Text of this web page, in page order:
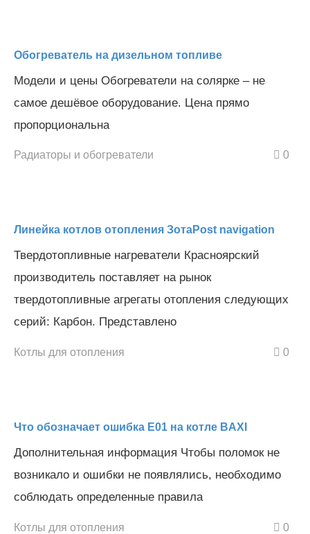
Обогреватель на дизельном топливе
Модели и цены Обогреватели на солярке – не
самое дешёвое оборудование. Цена прямо
пропорциональна
Радиаторы и обогреватели 0
Линейка котлов отопления ЗотаPost navigation
Твердотопливные нагреватели Красноярский
производитель поставляет на рынок
твердотопливные агрегаты отопления следующих
серий: Карбон. Представлено
Котлы для отопления 0
Что обозначает ошибка Е01 на котле BAXI
Дополнительная информация Чтобы поломок не
возникало и ошибки не появлялись, необходимо
соблюдать определенные правила
Котлы для отопления 0